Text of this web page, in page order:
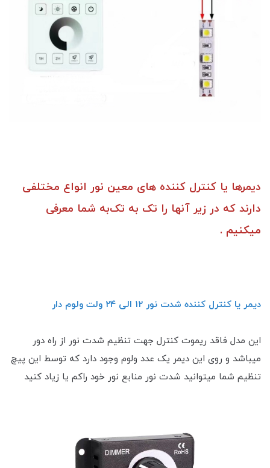
دیمرها یا کنترل کننده های معین نور انواع مختلفی
دارند که در زیر آنها را تک به تک‌به شما معرفی
میکنیم .
دیمر یا کنترل کننده شدت نور ۱۲ الی ۲۴ ولت ولوم دار
این مدل فاقد ریموت کنترل جهت تنظیم شدت نور از راه دور
میباشد و روی این دیمر یک عدد ولوم وجود دارد که توسط این پیچ
تنظیم شما میتوانید شدت نور منابع نور خود راکم یا زیاد کنید